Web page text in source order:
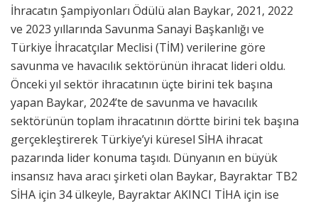
İhracatın Şampiyonları Ödülü alan Baykar, 2021, 2022
ve 2023 yıllarında Savunma Sanayi Başkanlığı ve
Türkiye İhracatçılar Meclisi (TİM) verilerine göre
savunma ve havacılık sektörünün ihracat lideri oldu.
Önceki yıl sektör ihracatının üçte birini tek başına
yapan Baykar, 2024’te de savunma ve havacılık
sektörünün toplam ihracatının dörtte birini tek başına
gerçekleştirerek Türkiye’yi küresel SİHA ihracat
pazarında lider konuma taşıdı. Dünyanın en büyük
insansız hava aracı şirketi olan Baykar, Bayraktar TB2
SİHA için 34 ülkeyle, Bayraktar AKINCI TİHA için ise